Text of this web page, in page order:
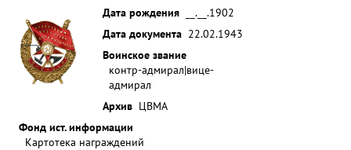
Дата рождения
__.__.1902
Дата документа 22.02.1943
Воинское звание
контр-адмирал|вице-
адмирал
Архив ЦВМА
Фонд ист. информации
Картотека награждений